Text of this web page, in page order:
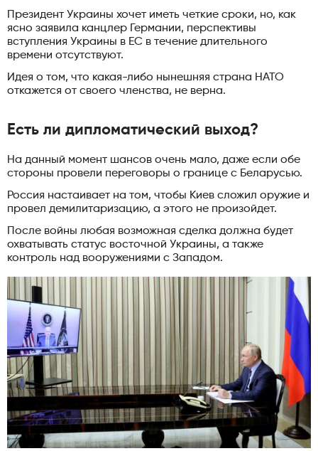
Президент Украины хочет иметь четкие сроки, но, как
ясно заявила канцлер Германии, перспективы
вступления Украины в ЕС в течение длительного
времени отсутствуют.
Идея о том, что какая-либо нынешняя страна НАТО
откажется от своего членства, не верна.
Есть ли дипломатический выход?
На данный момент шансов очень мало, даже если обе
стороны провели переговоры о границе с Беларусью.
Россия настаивает на том, чтобы Киев сложил оружие и
провел демилитаризацию, а этого не произойдет.
После войны любая возможная сделка должна будет
охватывать статус восточной Украины, а также
контроль над вооружениями с Западом.